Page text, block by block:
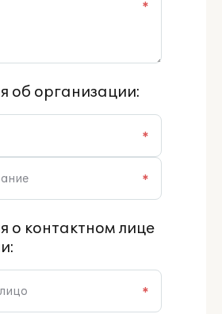
*
об организации:
*
*
о контактном лице
*